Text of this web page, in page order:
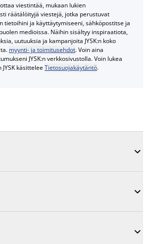
viestintää, mukaan lukien
räätälöityjä viestejä, jotka perustuvat
tietoihini ja käyttäytymiseeni, sähköpostitse ja
medioissa. Näihin sisältyy inspiraatiota,
uutuuksia ja kampanjoita JYSK:n koko
myynti- ja toimitusehdot. Voin aina
JYSK:n verkkosivustolla. Voin lukea
käsitteleeTietosuojakäytäntö.


